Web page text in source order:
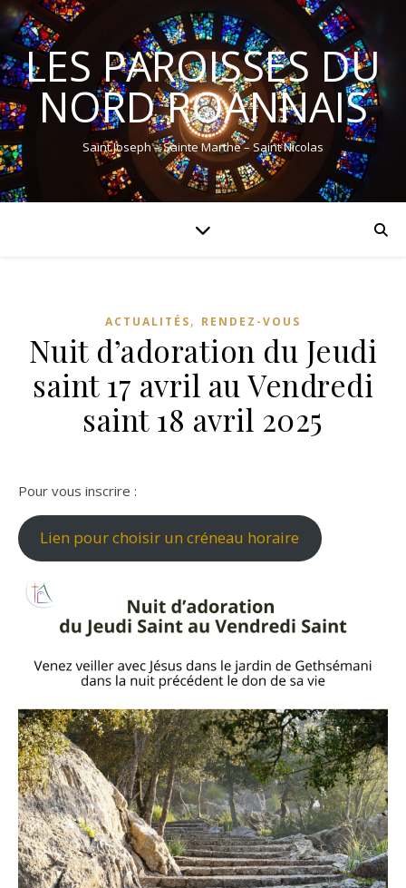
LES PAROISSES DU
NORD ROANNAIS
Saint Joseph – Sainte Marthe – Saint Nicolas
ACTUALITÉS, RENDEZ-VOUS
Nuit d’adoration du Jeudi
saint 17 avril au Vendredi
saint 18 avril 2025
Pour vous inscrire :
Lien pour choisir un créneau horaire